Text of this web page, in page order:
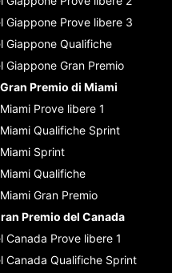
Giappone Prove libere 3
Giappone Qualifiche
Giappone Gran Premio
Gran Premio di Miami
Prove libere 1
Qualifiche Sprint
Sprint
Qualifiche
Gran Premio
Premio del Canada
Canada Prove libere 1
Canada Qualifiche Sprint